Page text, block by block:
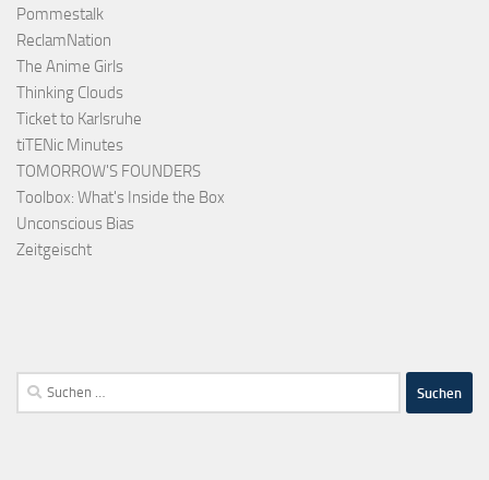
Pommestalk
ReclamNation
The Anime Girls
Thinking Clouds
Ticket to Karlsruhe
tiTENic Minutes
TOMORROW'S FOUNDERS
Toolbox: What's Inside the Box
Unconscious Bias
Zeitgeischt